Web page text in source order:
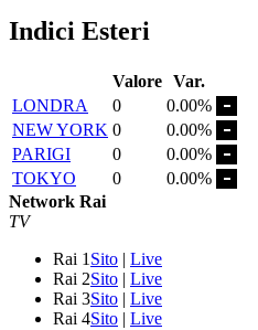
Indici Esteri
Valore Var.
LONDRA
0
0.00%
NEW YORK 0
0.00%
PARIGI
0
0.00%
TOKYO
0
0.00%
Network Rai
TV
Rai 1 Sito | Live
Rai 2Sito | Live
Rai 3Sito | Live
Rai 4Sito | Live